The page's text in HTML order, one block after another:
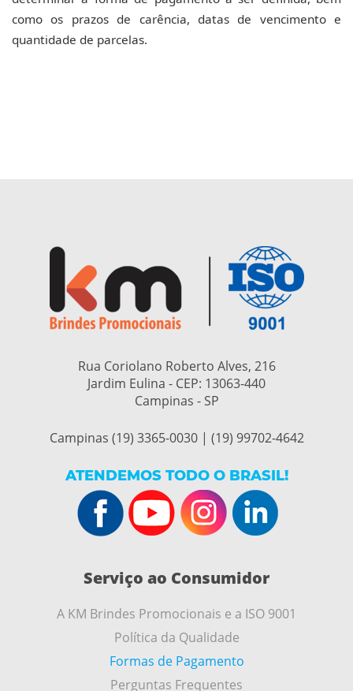
como os prazos de carência, datas de vencimento e
quantidade de parcelas.
Rua Coriolano Roberto Alves, 216
Jardim Eulina - CEP: 13063-440
Campinas - SP
Campinas (19) 3365-0030 | (19) 99702-4642
ATENDEMOS TODO O BRASIL!
Serviço ao Consumidor
A KM Brindes Promocionais e a ISO 9001
Política da Qualidade
Formas de Pagamento
Perguntas Frequentes